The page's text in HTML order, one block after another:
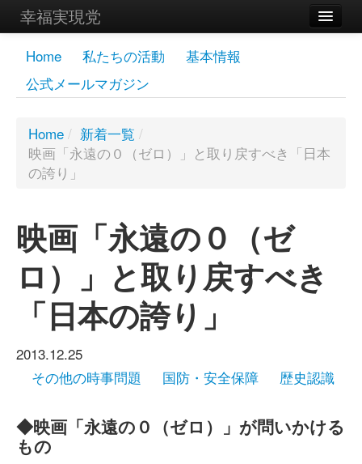
幸福実現党
メンバーズページ
党員
お問い合わせ
Home 私たちの活動
基本情報
公式メールマガジン
Home / 新着一覧 /
映画「永遠の０（ゼロ）」と取り戻すべき「日本
の誇り」
映画「永遠の０（ゼ
ロ）」と取り戻すべき
「日本の誇り」
2013.12.25
その他の時事問題
国防・安全保障 歴史認識
◆映画「永遠の０（ゼロ）」が問いかける
もの